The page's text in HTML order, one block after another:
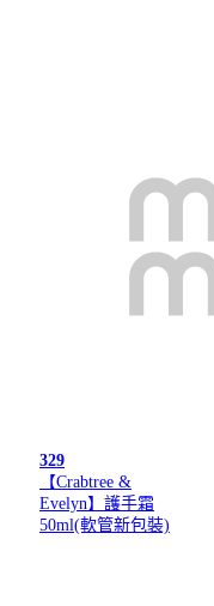
329
【Crabtree &
Evelyn】護手霜
50ml(軟管新包裝)